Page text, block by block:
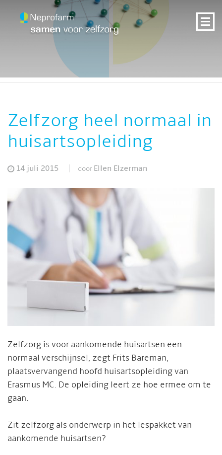
Zelfzorg heel normaal in
huisartsopleiding
14 juli 2015 door Ellen Elzerman
Zelfzorg is voor aankomende huisartsen een
normaal verschijnsel, zegt Frits Bareman,
plaatsvervangend hoofd huisartsopleiding van
Erasmus MC. De opleiding leert ze hoe ermee om te
gaan.
Zit zelfzorg als onderwerp in het lespakket van
aankomende huisartsen?